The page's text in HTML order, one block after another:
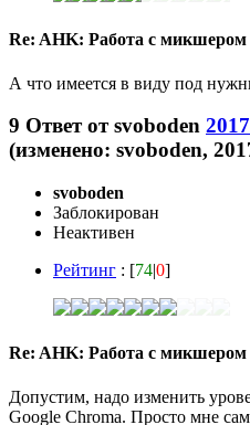
Re: AHK: Работа с микшером
А что имеется в виду под
9 Ответ отsvoboden
(изменено: svoboden,
svoboden
Заблокирован
Неактивен
Рейтинг : [74|0]
Re: AHK: Работа с микшером
Допустим, надо изменить
Google Chromа. Просто мне